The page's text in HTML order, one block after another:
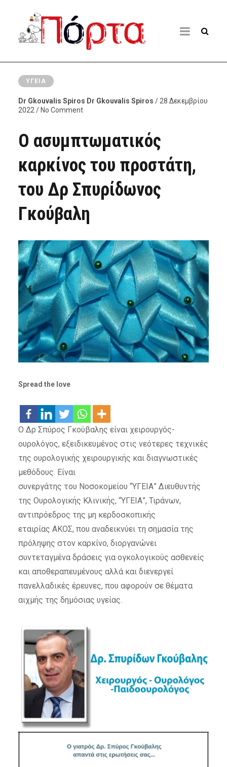
ΥΓΕΊΑ
Dr Gkouvalis Spiros Dr Gkouvalis Spiros / 28 Δεκεμβρίου
2022 / No Comment
Ο ασυμπτωματικός
καρκίνος του προστάτη,
του Δρ Σπυρίδωνος
Γκούβαλη
Spread the love
Ο Δρ Σπύρος Γκούβαλης είναι χειρουργός-
ουρολόγος, εξειδικευμένος στις νεότερες τεχνικές
της ουρολογικής χειρουργικής και διαγνωστικές
μεθόδους. Είναι
συνεργάτης του Νοσοκομείου “ΥΓΕΙΑ” Διευθυντής
της Ουρολογικής Κλινικής, “ΥΓΕΙΑ”, Τιράνων,
αντιπρόεδρος της μη κερδοσκoπικής
εταιρίας ΑΚΟΣ, που αναδεικνύει τη σημασία της
πρόληψης στον καρκίνο, διοργανώνει
συντεταγμένα δράσεις για ογκολογικούς ασθενείς
και αποθεραπευμένους αλλά και διενεργεί
πανελλαδικές έρευνες, που αφορούν σε θέματα
αιχμής της δημόσιας υγείας.